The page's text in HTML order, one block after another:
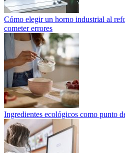
Cómo elegir un horno industrial al
cometer errores
Ingredientes ecológicos como punto